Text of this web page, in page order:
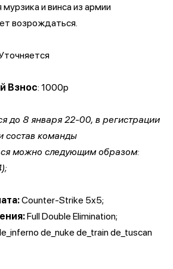
и винса из армии
возрождаться.
Взноc: 1000р
до 8 января 22-00, в регистрации
состав команды
можно следующим образом:
Counter-Strike 5x5;
Full Double Elimination;
de_nuke de_train de_tuscan